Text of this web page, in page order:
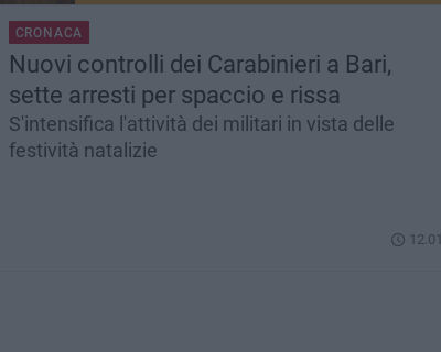
CRONACA
Nuovi controlli dei Carabinieri a Bari,
sette arresti per spaccio e rissa
S'intensifica l'attività dei militari in vista delle
festività natalizie
12.01